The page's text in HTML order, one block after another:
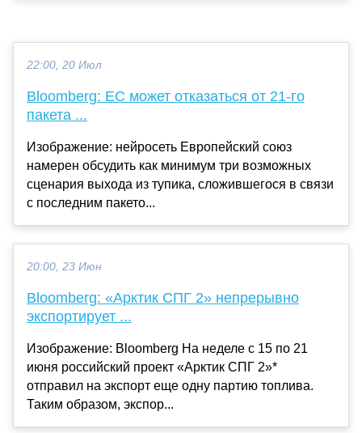
22:00, 20 Июл
Bloomberg: ЕС может отказаться от 21-го
пакета ...
Изображение: нейросеть Европейский союз
намерен обсудить как минимум три возможных
сценария выхода из тупика, сложившегося в связи
с последним пакето...
20:00, 23 Июн
Bloomberg: «Арктик СПГ 2» непрерывно
экспортирует ...
Изображение: Bloomberg На неделе с 15 по 21
июня российский проект «Арктик СПГ 2»*
отправил на экспорт еще одну партию топлива.
Таким образом, экспор...